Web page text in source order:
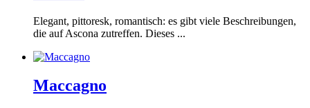
Elegant, pittoresk, romantisch: es gibt viele Beschreibungen,
die auf Ascona zutreffen. Dieses ...
Maccagno